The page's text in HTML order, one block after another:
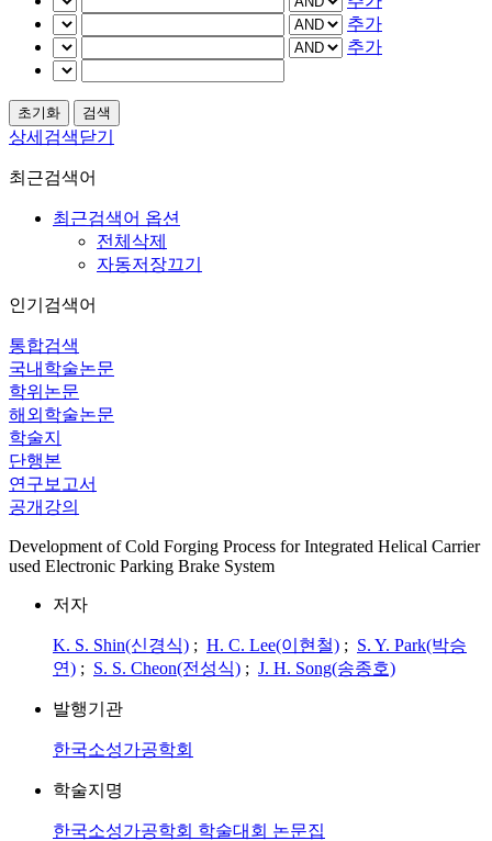
추가
추가
상세검색닫기
최근검색어
최근검색어 옵션
전체삭제
자동저장끄기
인기검색어
통합검색
국내학술논문
학위논문
해외학술논문
학술지
단행본
연구보고서
공개강의
Development of Cold Forging Process for Integrated Helical Carrier
used Electronic Parking Brake System
저자
K. S. Shin(신경식) ; H. C. Lee(이현철) ; S. Y. Park(박승
연) ; S. S. Cheon(전성식) ; J. H. Song(송종호)
발행기관
한국소성가공학회
학술지명
한국소성가공학회 학술대회 논문집